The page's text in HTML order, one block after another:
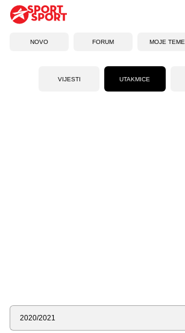
NOVO FORUM MOJE TEME
VIJESTI UTAKMICE
Sezona